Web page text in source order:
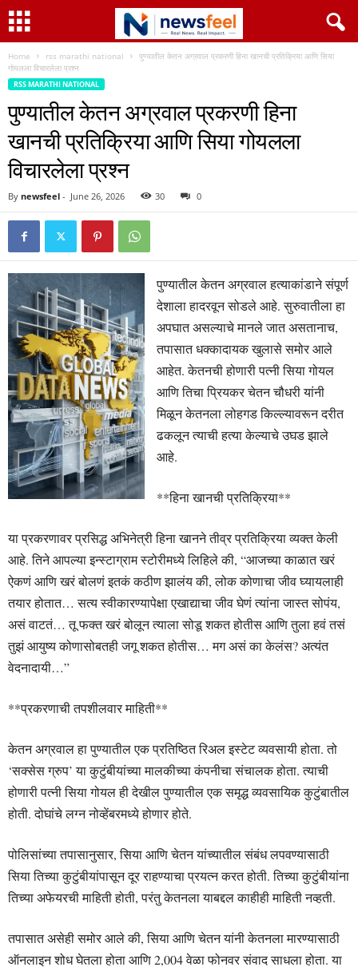
Home rss marathi national
पुण्यातील केतन अग्रवाल प्रकरणी हिना खानची प्रतिक्रिया आणि सिया
गोयलला विचारलेला प्रश्न
RSS MARATHI NATIONAL
पुण्यातील केतन अग्रवाल प्रकरणी हिना
खानची प्रतिक्रिया आणि सिया गोयलला
विचारलेला प्रश्न
By newsfeel - June 26, 2026 30 0
पुण्यातील केतन अग्रवाल हत्याकांडाने संपूर्ण
देशाला हादरवून सोडले आहे. सुरुवातीला हा
अपघात असल्याचे मानले जात असतानाच,
तपासात धक्कादायक खुलासे समोर आले
आहेत. केतनची होणारी पत्नी सिया गोयल
आणि तिचा प्रियकर चेतन चौधरी यांनी
मिळून केतनला लोहगड किल्ल्यावरून दरीत
ढकलून त्याची हत्या केल्याचे उघड झाले
आहे.
**हिना खानची प्रतिक्रिया**
या प्रकरणावर प्रसिद्ध अभिनेत्री हिना खानने तीव्र प्रतिक्रिया व्यक्त केली
आहे. तिने आपल्या इन्स्टाग्राम स्टोरीमध्ये लिहिले की, “आजच्या काळात खरं
ऐकणं आणि खरं बोलणं इतकं कठीण झालंय की, लोक कोणाचा जीव घ्यायलाही
तयार होतात… सत्य स्वीकारण्यापेक्षा एखाद्याचा जीव घेणं त्यांना जास्त सोपंय,
असं वाटतं… तू फक्त खरं बोलून त्याला सोडू शकत होतीस आणि तुला हवं तसं
तुझं आयुष्य कोणासोबतही जगू शकत होतीस… मग असं का केलंस? अत्यंत
वेदनादायी…”
**प्रकरणाची तपशीलवार माहिती**
केतन अग्रवाल हा पुण्यातील एक प्रतिष्ठित रिअल इस्टेट व्यवसायी होता. तो
‘सक्सेस ग्रुप’ या कुटुंबीयांच्या मालकीच्या कंपनीचा संचालक होता. त्याची
होणारी पत्नी सिया गोयल ही देखील पुण्यातील एक समृद्ध व्यवसायिक कुटुंबातील
होती. दोघांचे लग्न नोव्हेंबरमध्ये होणार होते.
पोलिसांच्या तपासानुसार, सिया आणि चेतन यांच्यातील संबंध लपवण्यासाठी
सिया तिच्या कुटुंबीयांपासून दूर राहण्याचा प्रयत्न करत होती. तिच्या कुटुंबीयांना
तिच्या अफेयरची माहिती होती, परंतु केतनला याबद्दल काहीही माहिती नव्हती.
तपासात असेही समोर आले की, सिया आणि चेतन यांनी केतनला मारण्यासाठी
ऑनलाइन शोध घेतला होता आणि 2,004 वेळा फोनवर संवाद साधला होता. या